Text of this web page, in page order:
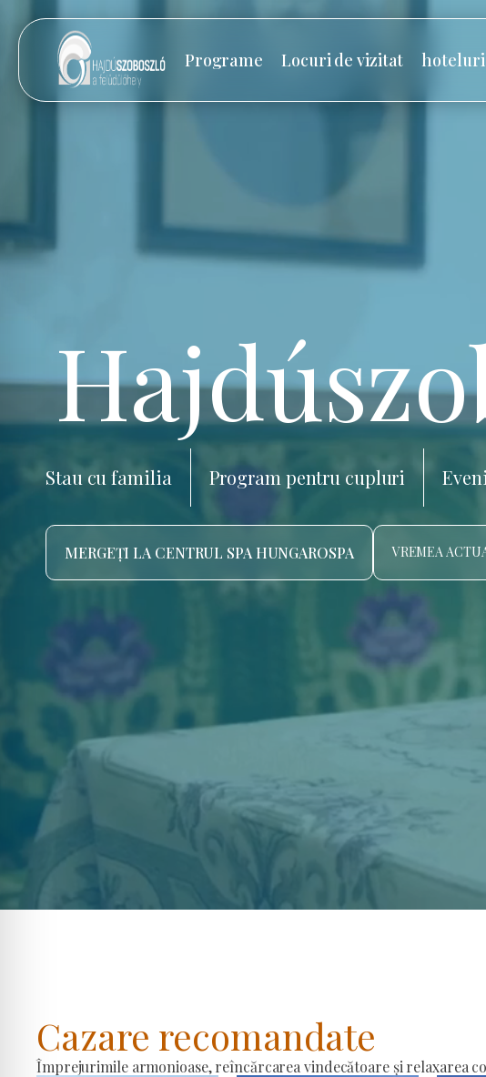
Programe Locuri de vizitat hoteluri
Stau cu familia Program pentru cupluri
MERGEȚI LA CENTRUL SPA HUNGAROSPA VREMEA
Cazare recomandate
Împrejurimile armonioase, reîncărcarea vindecătoare și relaxarea